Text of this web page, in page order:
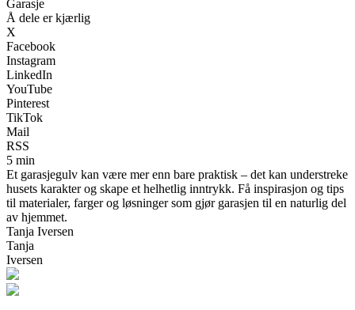
Garasje
Å dele er kjærlig
X
Facebook
Instagram
LinkedIn
YouTube
Pinterest
TikTok
Mail
RSS
5 min
Et garasjegulv kan være mer enn bare praktisk – det kan understreke
husets karakter og skape et helhetlig inntrykk. Få inspirasjon og tips
til materialer, farger og løsninger som gjør garasjen til en naturlig del
av hjemmet.
Tanja Iversen
Tanja
Iversen